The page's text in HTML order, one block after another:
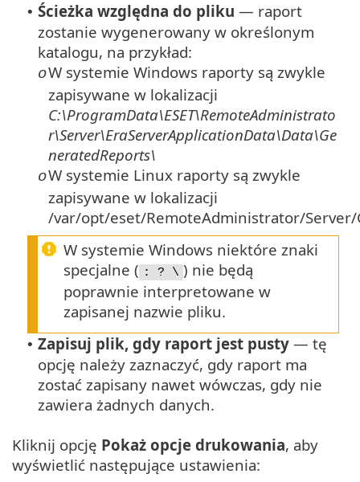
• Ścieżka względna do pliku — raport
zostanie wygenerowany w określonym
katalogu, na przykład:
oW systemie Windows raporty są zwykle
zapisywane w lokalizacji
C:\ProgramData\ESET\RemoteAdministrato
r\Server\EraServerApplicationData\Data\Ge
neratedReports\
oW systemie Linux raporty są zwykle
zapisywane w lokalizacji
/var/opt/eset/RemoteAdministrator/
W systemie Windows niektóre znaki
specjalne ( : ? \ ) nie będą
poprawnie interpretowane w
zapisanej nazwie pliku.
• Zapisuj plik, gdy raport jest pusty — tę
opcję należy zaznaczyć, gdy raport ma
zostać zapisany nawet wówczas, gdy nie
zawiera żadnych danych.
Kliknij opcję Pokaż opcje drukowania, aby
wyświetlić następujące ustawienia: